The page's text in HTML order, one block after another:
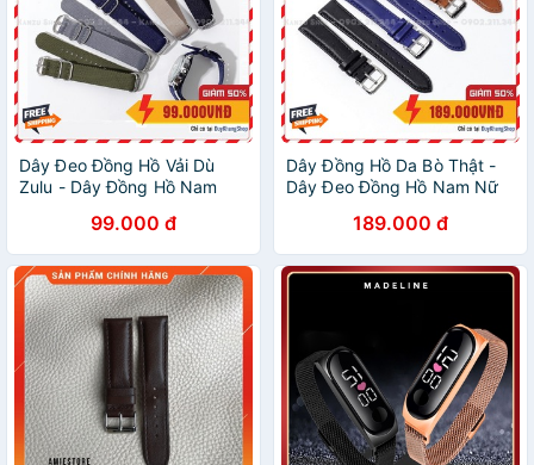
Dây Đeo Đồng Hồ Vải Dù
Zulu - Dây Đồng Hồ Nam
99.000 đ
Dây Đồng Hồ Da Bò Thật -
Dây Đeo Đồng Hồ Nam Nữ
189.000 đ